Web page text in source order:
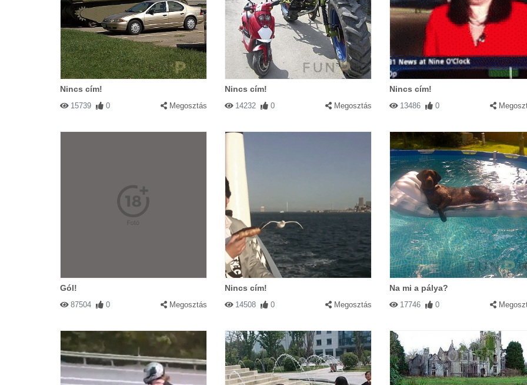
Nincs cím!
15739 0 Megosztás
Nincs cím!
14232 0 Megosztás
Nincs cím!
13486 0
Gól!
87504 0 Megosztás
Nincs cím!
14508 0 Megosztás
Na mi a pálya?
17746 0